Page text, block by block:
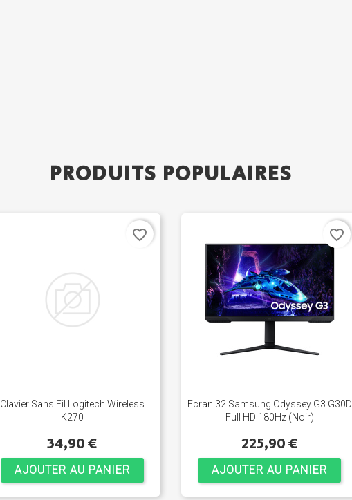
PRODUITS POPULAIRES
Clavier Sans Fil Logitech Wireless
K270
34,90 €
AJOUTER AU PANIER
favorite_border
Ecran 32 Samsung Odyssey G3 G30D
Full HD 180Hz (Noir)
225,90 €
AJOUTER AU PANIER
favorite_border